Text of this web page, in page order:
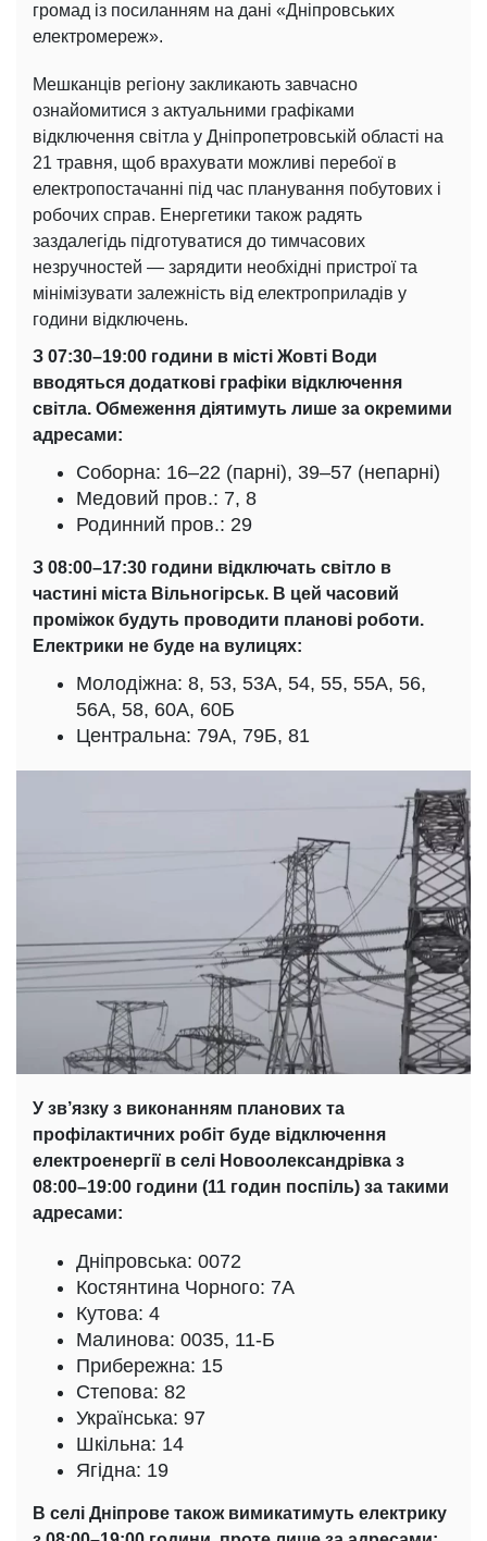
громад із посиланням на дані «Дніпровських
електромереж».
Мешканців регіону закликають завчасно
ознайомитися з актуальними графіками
відключення світла у Дніпропетровській області на
21 травня, щоб врахувати можливі перебої в
електропостачанні під час планування побутових і
робочих справ. Енергетики також радять
заздалегідь підготуватися до тимчасових
незручностей — зарядити необхідні пристрої та
мінімізувати залежність від електроприладів у
години відключень.
З 07:30–19:00 години в місті Жовті Води
вводяться додаткові графіки відключення
світла. Обмеження діятимуть лише за окремими
адресами:
Соборна: 16–22 (парні), 39–57 (непарні)
Медовий пров.: 7, 8
Родинний пров.: 29
З 08:00–17:30 години відключать світло в
частині міста Вільногірськ. В цей часовий
проміжок будуть проводити планові роботи.
Електрики не буде на вулицях:
Молодіжна: 8, 53, 53А, 54, 55, 55А, 56,
56А, 58, 60А, 60Б
Центральна: 79А, 79Б, 81
У зв’язку з виконанням планових та
профілактичних робіт буде відключення
електроенергії в селі Новоолександрівка з
08:00–19:00 години (11 годин поспіль) за такими
адресами:
Дніпровська: 0072
Костянтина Чорного: 7А
Кутова: 4
Малинова: 0035, 11-Б
Прибережна: 15
Степова: 82
Українська: 97
Шкільна: 14
Ягідна: 19
В селі Дніпрове також вимикатимуть електрику